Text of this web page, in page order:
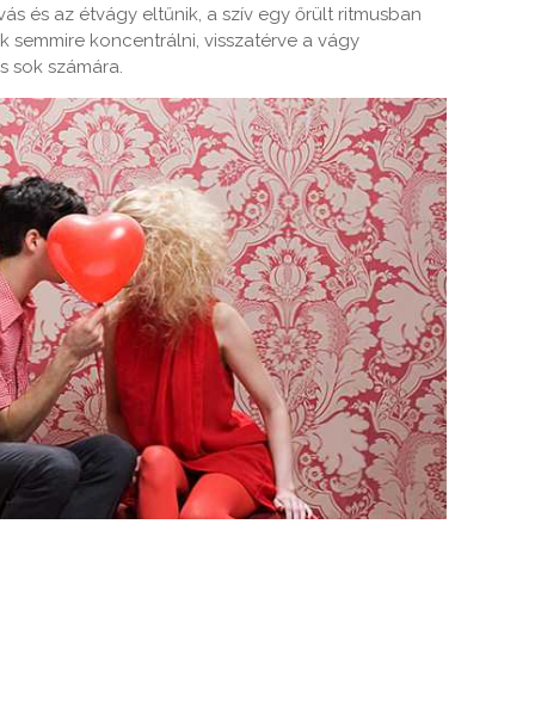
és az étvágy eltűnik, a szív egy őrült ritmusban
koncentrálni, visszatérve a vágy
sok számára.